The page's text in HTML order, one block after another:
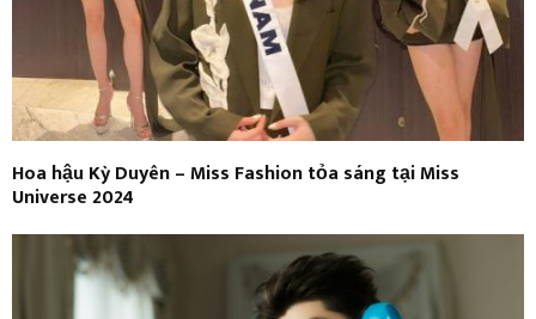
Hoa hậu Kỳ Duyên – Miss Fashion tỏa sáng tại Miss
Universe 2024